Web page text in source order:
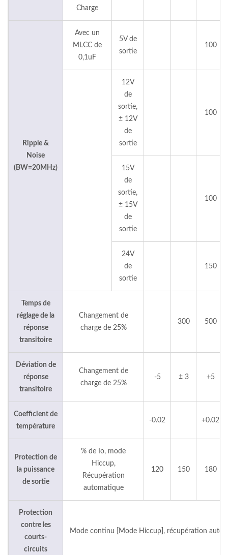
Charge
Ripple &
Noise
(BW=20MHz)
Avec un
MLCC de
0,1uF
5V de
sortie
100
12V
de
sortie,
± 12V
de
sortie
100
15V
de
sortie,
± 15V
de
sortie
100
24V
de
sortie
150
Temps de
réglage de la
réponse
transitoire
Changement de
charge de 25%
300 500
Déviation de
réponse
transitoire
Changement de
charge de 25%
-5 ± 3 +5
Coefficient de
température
-0.02 +0.02
Protection de
la puissance
de sortie
% de Io, mode
Hiccup,
Récupération
automatique
120 150 180
Protection
contre les
courts-
circuits
Mode continu [Mode Hiccup], récupération